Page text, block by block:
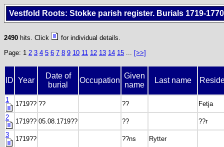
Vestfold Roots: Stokke parish register. Burials 1719-
2490 hits. Click
for individual details.
Page: 1 2 3 4 5 6 7 8 9 10 11 12 13 14 15 ... [>>]
ID Year
Date of
burial
Occupation
Given
name
Last name
1
1719?? ?? ??
Fetja
2
1719?? 05.08.1719?? ??
??r
3
1719?? ??ns
Rytter